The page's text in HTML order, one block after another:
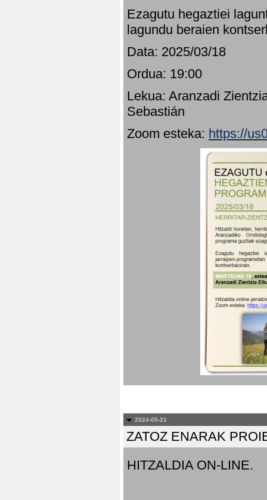
Ezagutu hegaztiei
lagundu beraien
Data: 2025/03/18
Ordua: 19:00
Lekua: Aranzadi
Sebastián
Zoom esteka: https://
2024-05-21
ZATOZ ENARAK
HITZALDIA ON-LINE.